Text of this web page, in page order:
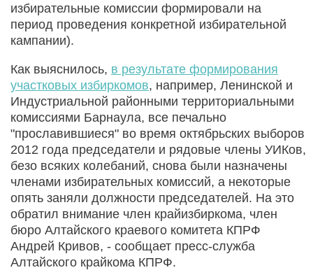
избирательные комиссии формировали на
период проведения конкретной избирательной
кампании).
Как выяснилось, в результате формирования
участковых избиркомов, например, Ленинской и
Индустриальной районными территориальными
комиссиями Барнаула, все печально
"прославившиеся" во время октябрьских выборов
2012 года председатели и рядовые члены УИКов,
безо всяких колебаний, снова были назначены
членами избирательных комиссий, а некоторые
опять заняли должности председателей. На это
обратил внимание член крайизбиркома, член
бюро Алтайского краевого комитета КПРФ
Андрей Кривов, - сообщает пресс-служба
Алтайского крайкома КПРФ.